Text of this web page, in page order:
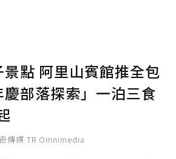
點 阿里山賓館推全包
部落探索」一泊三食
傳媒 TR Omnimedia